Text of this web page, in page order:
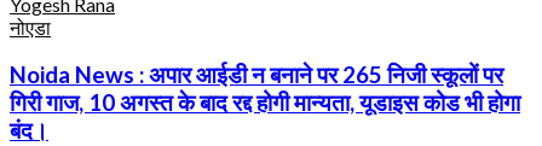
नोएडा
Noida News : अपार आईडी न बनाने पर 265 निजी स्कूलों पर
गिरी गाज, 10 अगस्त के बाद रद्द होगी मान्यता, यूडाइस कोड भी होगा
बंद।